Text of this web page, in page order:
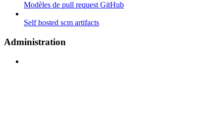
Modèles de pull request GitHub
Self hosted scm artifacts
Administration